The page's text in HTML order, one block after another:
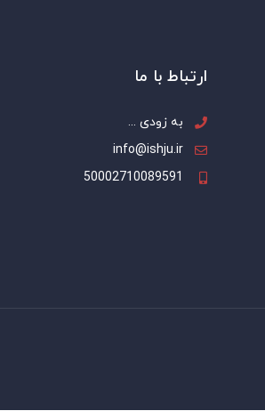
ارتباط با ما
به زودی ...
info@ishju.ir
50002710089591